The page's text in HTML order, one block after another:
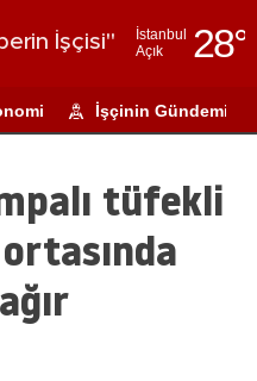
İşçisi"
İstanbul
Açık
28°
Adıyaman
Ağrı
Amasya
İşçinin Gündemi
tüfekli